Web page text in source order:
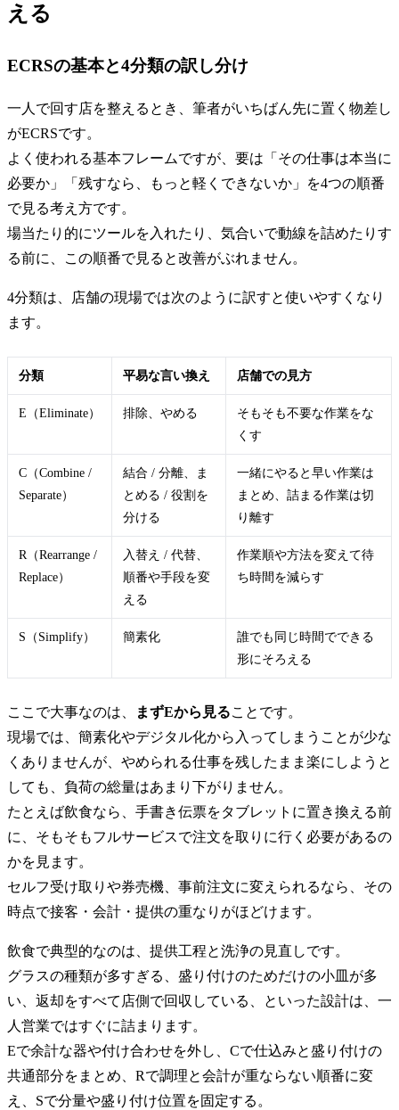
える
ECRSの基本と4分類の訳し分け
一人で回す店を整えるとき、筆者がいちばん先に置く物差し
がECRSです。
よく使われる基本フレームですが、要は「その仕事は本当に
必要か」「残すなら、もっと軽くできないか」を4つの順番
で見る考え方です。
場当たり的にツールを入れたり、気合いで動線を詰めたりす
る前に、この順番で見ると改善がぶれません。
4分類は、店舗の現場では次のように訳すと使いやすくなり
ます。
分類 平易な言い換え 店舗での見方
E（Eliminate） 排除、やめる
そもそも不要な作業をな
くす
C（Combine /
Separate）
結合 / 分離、ま
とめる / 役割を
分ける
一緒にやると早い作業は
まとめ、詰まる作業は切
り離す
R（Rearrange /
Replace）
入替え / 代替、
順番や手段を変
える
作業順や方法を変えて待
ち時間を減らす
S（Simplify） 簡素化
誰でも同じ時間でできる
形にそろえる
ここで大事なのは、 まずEから見ることです。
現場では、簡素化やデジタル化から入ってしまうことが少な
くありませんが、やめられる仕事を残したまま楽にしようと
しても、負荷の総量はあまり下がりません。
たとえば飲食なら、手書き伝票をタブレットに置き換える前
に、そもそもフルサービスで注文を取りに行く必要があるの
かを見ます。
セルフ受け取りや券売機、事前注文に変えられるなら、その
時点で接客・会計・提供の重なりがほどけます。
飲食で典型的なのは、提供工程と洗浄の見直しです。
グラスの種類が多すぎる、盛り付けのためだけの小皿が多
い、返却をすべて店側で回収している、といった設計は、一
人営業ではすぐに詰まります。
Eで余計な器や付け合わせを外し、Cで仕込みと盛り付けの
共通部分をまとめ、Rで調理と会計が重ならない順番に変
え、Sで分量や盛り付け位置を固定する。